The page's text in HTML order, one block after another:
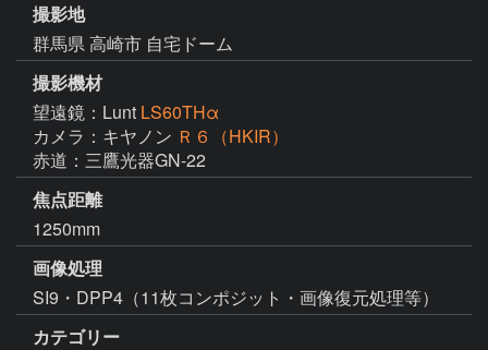
撮影地
群馬県 高崎市 自宅ドーム
撮影機材
望遠鏡：Lunt LS60THα
カメラ：キヤノン Ｒ６（HKIR）
赤道：三鷹光器GN-22
焦点距離
1250mm
画像処理
SI9・DPP4（11枚コンポジット・画像復元処理等）
カテゴリー